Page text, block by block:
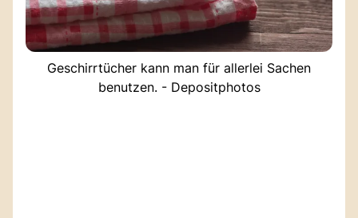
Geschirrtücher kann man für allerlei Sachen
benutzen. - Depositphotos